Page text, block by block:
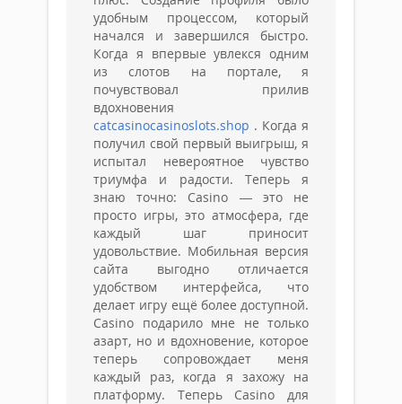
удобным процессом, который
начался и завершился быстро.
Когда я впервые увлекся одним
из слотов на портале, я
почувствовал прилив
вдохновения
catcasinocasinoslots.shop . Когда я
получил свой первый выигрыш, я
испытал невероятное чувство
триумфа и радости. Теперь я
знаю точно: Casino — это не
просто игры, это атмосфера, где
каждый шаг приносит
удовольствие. Мобильная версия
сайта выгодно отличается
удобством интерфейса, что
делает игру ещё более доступной.
Casino подарило мне не только
азарт, но и вдохновение, которое
теперь сопровождает меня
каждый раз, когда я захожу на
платформу. Теперь Casino для